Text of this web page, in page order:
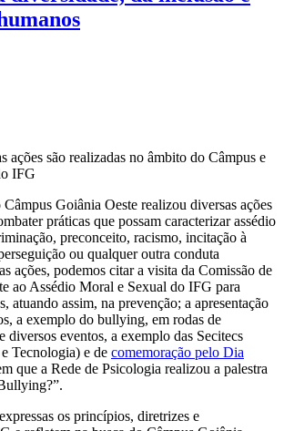
ações são realizadas no âmbito do Câmpus e
IFG
Goiânia Oeste realizou diversas ações
práticas que possam caracterizar assédio
preconceito, racismo, incitação à
ou qualquer outra conduta
ações, podemos citar a visita da Comissão de
ao Assédio Moral e Sexual do IFG para
atuando assim, na prevenção; a apresentação
a exemplo do bullying, em rodas de
diversos eventos, a exemplo das Secitecs
Tecnologia) e de comemoração pelo Dia
que a Rede de Psicologia realizou a palestra
os princípios, diretrizes e